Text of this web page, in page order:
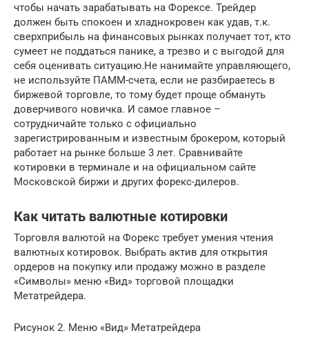
чтобы начать зарабатывать на Форексе. Трейдер
должен быть спокоен и хладнокровен как удав, т.к.
сверхприбыль на финансовых рынках получает тот, кто
сумеет не поддаться панике, а трезво и с выгодой для
себя оценивать ситуацию.Не нанимайте управляющего,
не используйте ПАММ-счета, если не разбираетесь в
биржевой торговле, то тому будет проще обмануть
доверчивого новичка. И самое главное –
сотрудничайте только с официально
зарегистрированным и известным брокером, который
работает на рынке больше 3 лет. Сравнивайте
котировки в терминале и на официальном сайте
Московской биржи и других форекс-дилеров.
Как читать валютные котировки
Торговля валютой на Форекс требует умения чтения
валютных котировок. Выбрать актив для открытия
ордеров на покупку или продажу можно в разделе
«Символы» меню «Вид» торговой площадки
Метатрейдера.
Рисунок 2. Меню «Вид» Метатрейдера